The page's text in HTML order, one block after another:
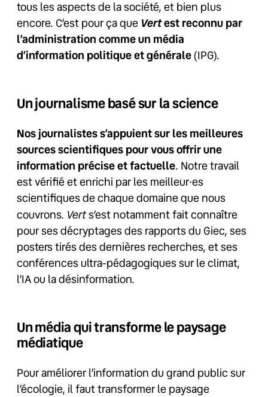
tous les aspects de la société, et bien plus
encore. C’est pour ça que Vertest reconnu par
l’administration comme un média
d’information politique et générale(IPG).
Un journalisme basé sur la science
Nos journalistes s’appuient sur les meilleures
sources scientifiques pour vous offrir une
information précise et factuelle. Notre travail
est vérifié et enrichi par les meilleur·es
scientifiques de chaque domaine que nous
couvrons. Verts’est notamment fait connaître
pour ses décryptages des rapports du Giec, ses
posters tirés des dernières recherches, et ses
conférences ultra-pédagogiques sur le climat,
l’IA ou la désinformation.
Un média qui transforme le paysage
médiatique
Pour améliorer l’information du grand public sur
l’écologie, il faut transformer le paysage